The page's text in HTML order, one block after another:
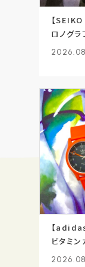
【
ロノグラ
す
【
ビタミ